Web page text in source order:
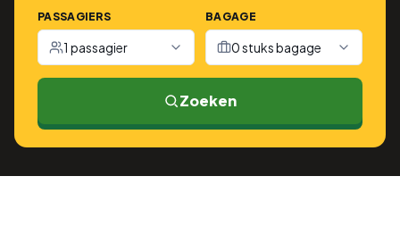
PASSAGIERS
1 passagier
BAGAGE
0 stuks bagage
Zoeken